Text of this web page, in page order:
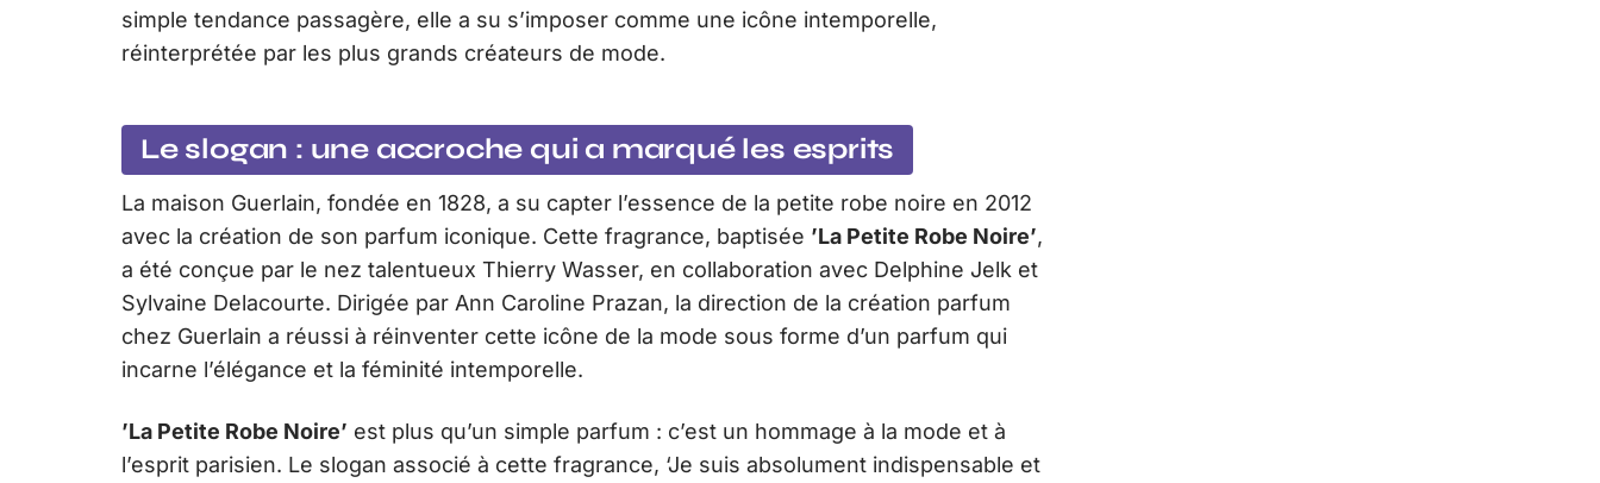
simple tendance passagère, elle a su s’imposer comme une icône intemporelle,
réinterprétée par les plus grands créateurs de mode.
Le slogan : une accroche qui a marqué les esprits
La maison Guerlain, fondée en 1828, a su capter l’essence de la petite robe noire en 2012
avec la création de son parfum iconique. Cette fragrance, baptisée ’La Petite Robe Noire’,
a été conçue par le nez talentueux Thierry Wasser, en collaboration avec Delphine Jelk et
Sylvaine Delacourte. Dirigée par Ann Caroline Prazan, la direction de la création parfum
chez Guerlain a réussi à réinventer cette icône de la mode sous forme d’un parfum qui
incarne l’élégance et la féminité intemporelle.
’La Petite Robe Noire’ est plus qu’un simple parfum : c’est un hommage à la mode et à
l’esprit parisien. Le slogan associé à cette fragrance, ‘Je suis absolument indispensable et